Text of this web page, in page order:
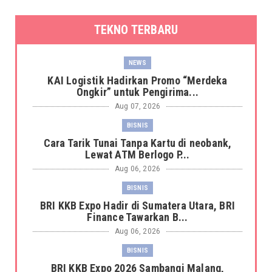
TEKNO TERBARU
NEWS
KAI Logistik Hadirkan Promo “Merdeka
Ongkir” untuk Pengirima...
Aug 07, 2026
BISNIS
Cara Tarik Tunai Tanpa Kartu di neobank,
Lewat ATM Berlogo P...
Aug 06, 2026
BISNIS
BRI KKB Expo Hadir di Sumatera Utara, BRI
Finance Tawarkan B...
Aug 06, 2026
BISNIS
BRI KKB Expo 2026 Sambangi Malang,